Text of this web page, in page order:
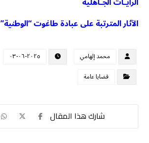
الآثار المترتبة على عبادة طاغوت “الوطنية”
محمد إلهامي
٢٠٢٥-٠٦-٠٣
قضايا عامة